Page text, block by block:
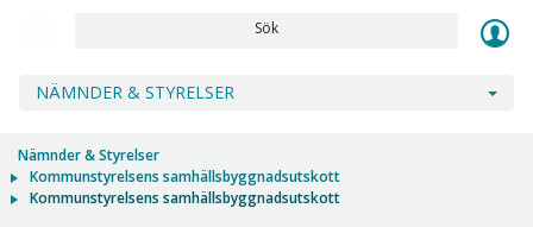
Sök
NÄMNDER & STYRELSER
Nämnder & Styrelser
Kommunstyrelsens samhällsbyggnadsutskott
Kommunstyrelsens samhällsbyggnadsutskott